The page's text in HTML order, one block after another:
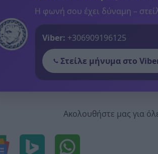
Η φωνή σου έχει δύναμη –
Viber: +306909196125
Στείλε μήνυμα στο
Ακολουθήστε μας για